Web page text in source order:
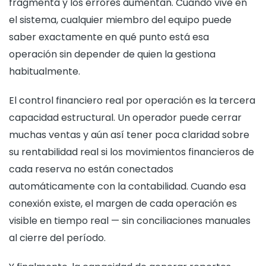
el sistema, cualquier miembro del equipo puede
saber exactamente en qué punto está esa
operación sin depender de quien la gestiona
habitualmente.
El control financiero real por operación es la tercera
capacidad estructural. Un operador puede cerrar
muchas ventas y aún así tener poca claridad sobre
su rentabilidad real si los movimientos financieros de
cada reserva no están conectados
automáticamente con la contabilidad. Cuando esa
conexión existe, el margen de cada operación es
visible en tiempo real — sin conciliaciones manuales
al cierre del período.